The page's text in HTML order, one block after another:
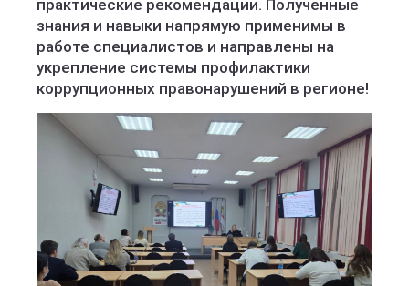
практические рекомендации. Полученные
знания и навыки напрямую применимы в
работе специалистов и направлены на
укрепление системы профилактики
коррупционных правонарушений в регионе!